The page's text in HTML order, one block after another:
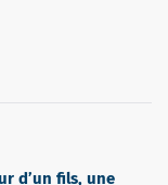
d’un fils, une